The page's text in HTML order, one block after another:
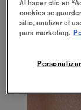
Al hacer clic en
cookies se
sitio, analizar el
para marketing.